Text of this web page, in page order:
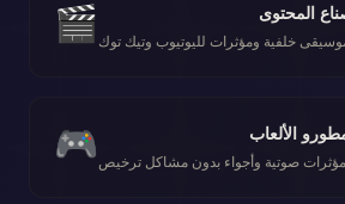
🎬 المحتوى
🎮 الألعاب